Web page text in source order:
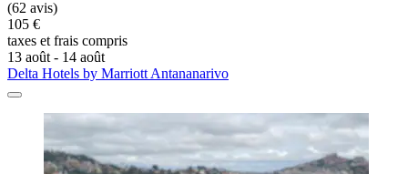
(62 avis)
105 €
taxes et frais compris
13 août - 14 août
Delta Hotels by Marriott Antananarivo